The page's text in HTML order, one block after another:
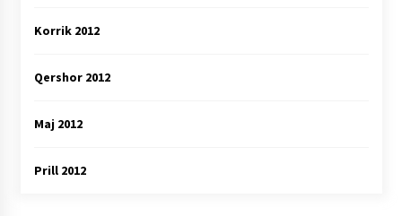
Korrik 2012
Qershor 2012
Maj 2012
Prill 2012